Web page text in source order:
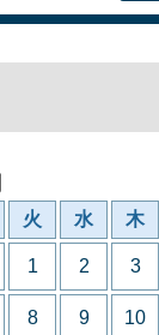
火 水 木
1 2 3
8 9 10